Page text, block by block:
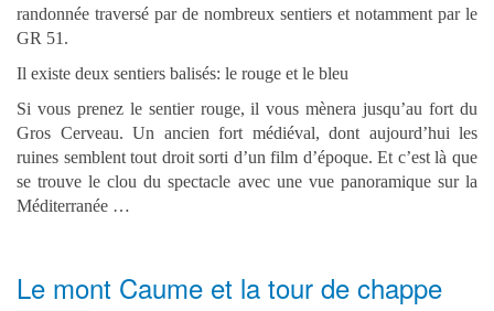
randonnée traversé par de nombreux sentiers et notamment par le
GR 51.
Il existe deux sentiers balisés: le rouge et le bleu
Si vous prenez le sentier rouge, il vous mènera jusqu’au fort du
Gros Cerveau. Un ancien fort médiéval, dont aujourd’hui les
ruines semblent tout droit sorti d’un film d’époque. Et c’est là que
se trouve le clou du spectacle avec une vue panoramique sur la
Méditerranée …
Le mont Caume et la tour de chappe